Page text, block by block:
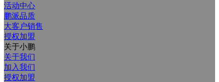
活动中心
鹏派品质
大客户销售
授权加盟
关于小鹏
关于我们
加入我们
授权加盟